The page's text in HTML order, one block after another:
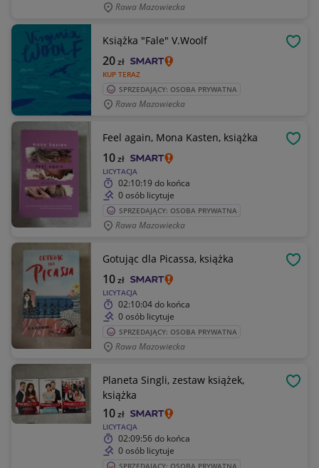
Rawa Mazowiecka
Książka "Fale" V.Woolf
KUP TERAZ
20zł
SPRZEDAJĄCY: OSOBA PRYWATNA
Rawa Mazowiecka
Feel again, Mona Kasten, książka
LICYTACJA
10zł
02:10:19 do końca
0 osób licytuje
SPRZEDAJĄCY: OSOBA PRYWATNA
Rawa Mazowiecka
Gotując dla Picassa, książka
LICYTACJA
10zł
02:10:04do końca
0 osób licytuje
SPRZEDAJĄCY: OSOBA PRYWATNA
Rawa Mazowiecka
Planeta Singli, zestaw książek,
książka
LICYTACJA
10zł
02:09:56do końca
0 osób licytuje
SPRZEDAJĄCY: OSOBA PRYWATNA